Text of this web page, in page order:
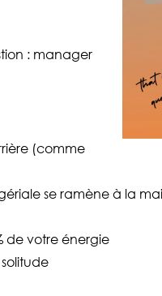
: manager
(comme
se ramène à la
de votre énergie